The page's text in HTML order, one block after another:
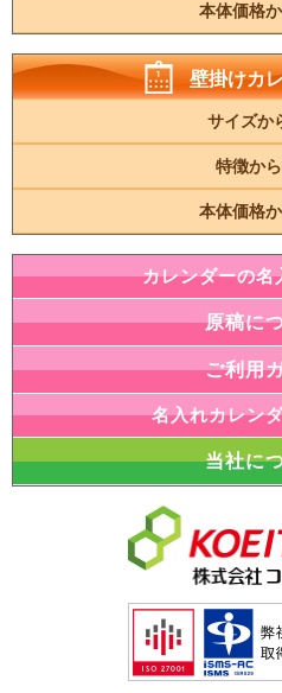
本体価格
壁掛けカ
サイズか
特徴か
本体価格
カレンダーの名
原稿に
ご利用
名入れカレン
当社に